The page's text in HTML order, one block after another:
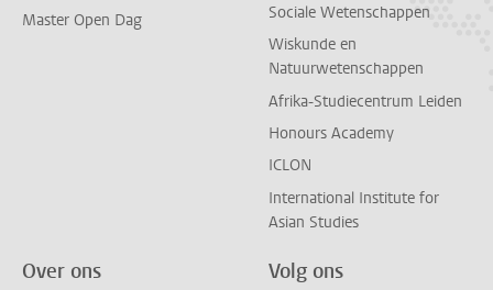
Master Open Dag
Sociale Wetenschappen
Wiskunde en
Natuurwetenschappen
Afrika-Studiecentrum Leiden
Honours Academy
ICLON
International Institute for
Asian Studies
Over ons Volg ons